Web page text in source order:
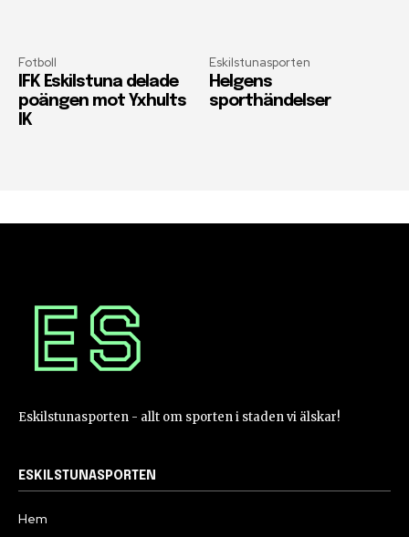
Fotboll
IFK Eskilstuna delade
poängen mot Yxhults
IK
Eskilstunasporten
Helgens
sporthändelser
Eskilstunasporten - allt om sporten i staden vi älskar!
ESKILSTUNASPORTEN
Hem